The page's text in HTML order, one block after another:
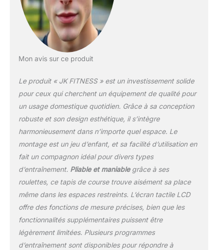
Mon avis sur ce produit
Le produit « JK FITNESS » est un investissement solide
pour ceux qui cherchent un équipement de qualité pour
un usage domestique quotidien. Grâce à sa conception
robuste et son design esthétique, il s’intègre
harmonieusement dans n’importe quel espace. Le
montage est un jeu d’enfant, et sa facilité d’utilisation en
fait un compagnon idéal pour divers types
d’entraînement. Pliable et maniablegrâce à ses
roulettes, ce tapis de course trouve aisément sa place
même dans les espaces restreints. L’écran tactile LCD
offre des fonctions de mesure précises, bien que les
fonctionnalités supplémentaires puissent être
légèrement limitées. Plusieurs programmes
d’entraînement sont disponibles pour répondre à